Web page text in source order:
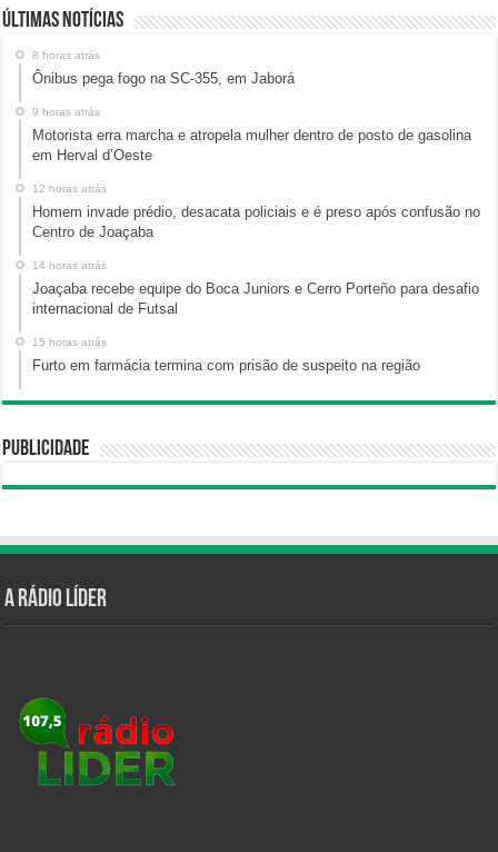
Últimas Notícias
8 horas atrás
Ônibus pega fogo na SC-355, em Jaborá
9 horas atrás
Motorista erra marcha e atropela mulher dentro de posto de gasolina
em Herval d’Oeste
12 horas atrás
Homem invade prédio, desacata policiais e é preso após confusão no
Centro de Joaçaba
14 horas atrás
Joaçaba recebe equipe do Boca Juniors e Cerro Porteño para desafio
internacional de Futsal
15 horas atrás
Furto em farmácia termina com prisão de suspeito na região
Publicidade
A Rádio Líder